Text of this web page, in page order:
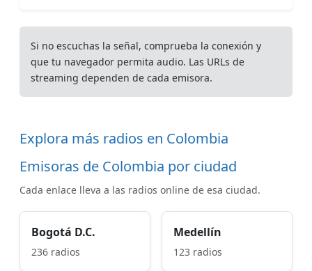
Si no escuchas la señal, comprueba la conexión y
que tu navegador permita audio. Las URLs de
streaming dependen de cada emisora.
Explora más radios en Colombia
Emisoras de Colombia por ciudad
Cada enlace lleva a las radios online de esa ciudad.
Bogotá D.C.
236 radios
Medellín
123 radios